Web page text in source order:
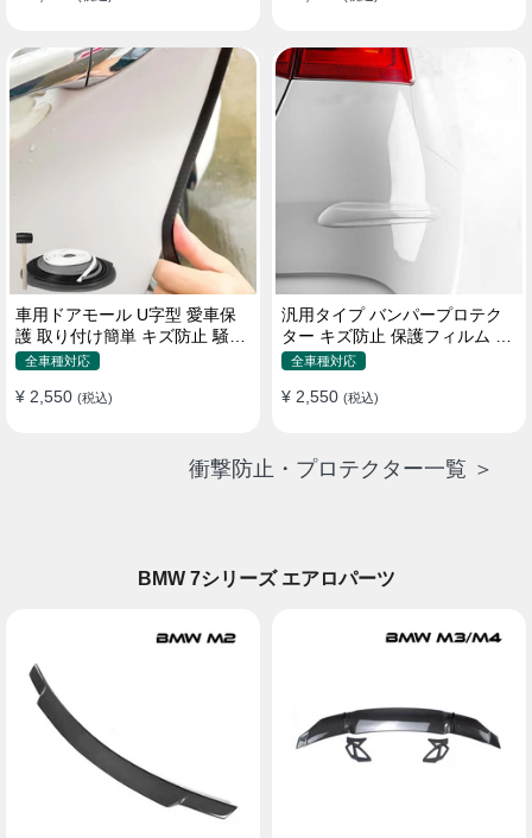
車用ドアモール U字型 愛車保
護 取り付け簡単 キズ防止 騒音
低減 5m バンパーストリップ
全車種対応
¥ 2,550 (税込)
汎用タイプ バンパープロテク
ター キズ防止 保護フィルム 取
り付け簡単 フィット感抜群
全車種対応
¥ 2,550 (税込)
衝撃防止・プロテクター一覧 ＞
BMW 7シリーズ エアロパーツ